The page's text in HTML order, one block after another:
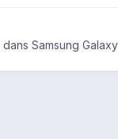
dans Samsung